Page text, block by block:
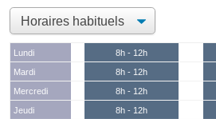
Lundi 8h - 12h
Mardi
8h - 12h
Mercredi
8h - 12h
Jeudi
8h - 12h